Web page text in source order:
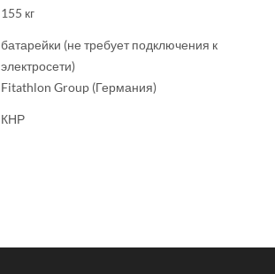
155 кг
батарейки (не требует подключения к
электросети)
Fitathlon Group (Германия)
КНР